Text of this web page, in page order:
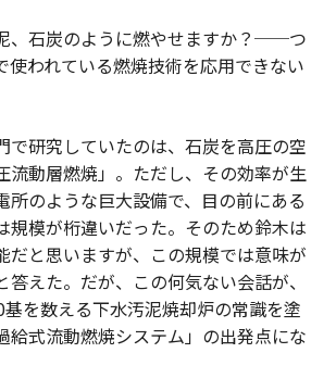
、石炭のように燃やせますか？──つ
使われている燃焼技術を応用できない
で研究していたのは、石炭を高圧の空
流動層燃焼」。ただし、その効率が生
所のような巨大設備で、目の前にある
規模が桁違いだった。そのため鈴木は
だと思いますが、この規模では意味が
答えた。だが、この何気ない会話が、
を数える下水汚泥焼却炉の常識を塗
給式流動燃焼システム」の出発点にな